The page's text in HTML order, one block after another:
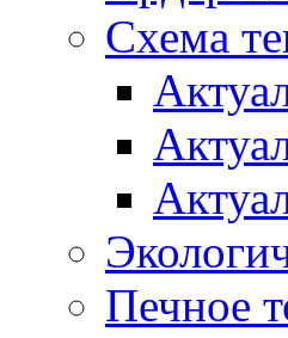
Схема
Печное